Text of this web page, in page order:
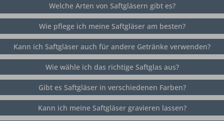
Welche Arten von Saftgläsern gibt es?
Wie pflege ich meine Saftgläser am besten?
Kann ich Saftgläser auch für andere Getränke verwenden?
Wie wähle ich das richtige Saftglas aus?
Gibt es Saftgläser in verschiedenen Farben?
Kann ich meine Saftgläser gravieren lassen?